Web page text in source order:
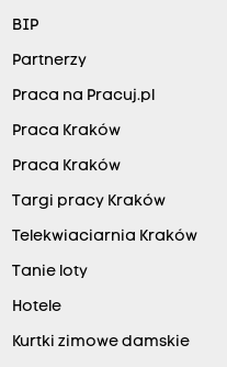
BIP
Partnerzy
Praca na Pracuj.pl
Praca Kraków
Praca Kraków
Targi pracy Kraków
Telekwiaciarnia Kraków
Tanie loty
Hotele
Kurtki zimowe damskie